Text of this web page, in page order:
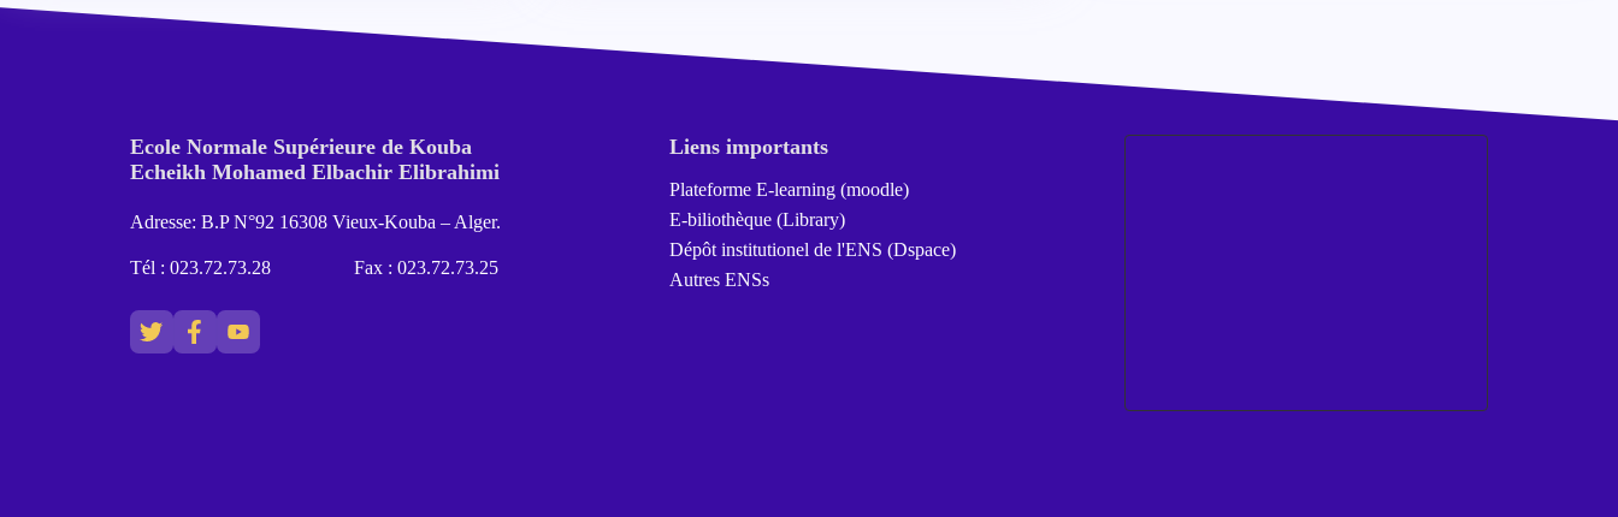
Ecole Normale Supérieure de Kouba
Echeikh Mohamed Elbachir Elibrahimi
Adresse: B.P N°92 16308 Vieux-Kouba – Alger.
Tél : 023.72.73.28 Fax : 023.72.73.25
Liens importants
Plateforme E-learning (moodle)
E-biliothèque (Library)
Dépôt institutionel de l'ENS (Dspace)
Autres ENSs